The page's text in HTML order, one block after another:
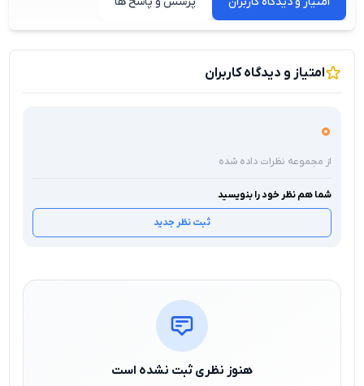
امتیاز و دیدگاه کاربران
0
از مجموعه نظرات داده شده
شما هم نظر خود را بنویسید
ثبت نظر جدید
هنوز نظری ثبت نشده است